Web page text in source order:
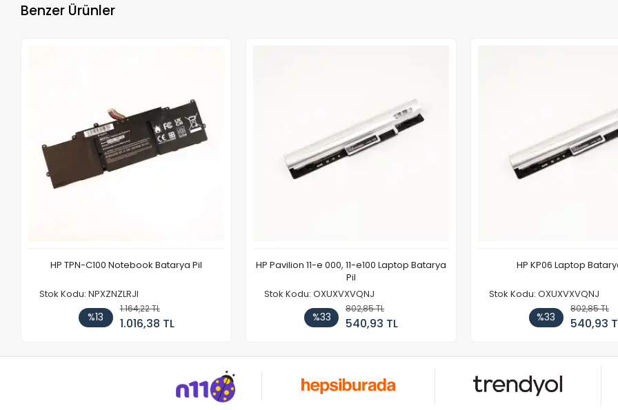
Benzer Ürünler
HP TPN-C100 Notebook Batarya Pil
Stok Kodu: NPXZNZLRJI
%13
1.164,22 TL
1.016,38 TL
HP Pavilion 11-e 000, 11-e100 Laptop Batarya
Pil
Stok Kodu: OXUXVXVQNJ
%33
802,85 TL
540,93 TL
HP KP06 Laptop
Stok Kodu: OXUXVXVQNJ
%33
802,85 TL
540,93